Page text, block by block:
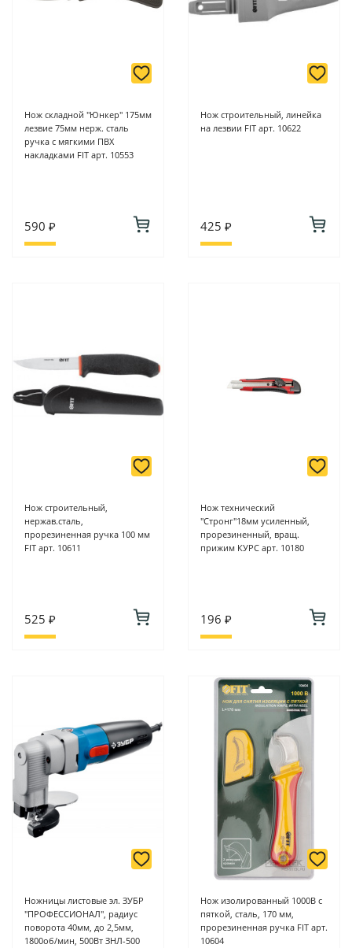
Нож складной "Юнкер" 175мм
лезвие 75мм нерж. сталь
ручка с мягкими ПВХ
накладками FIT арт. 10553
590 ₽
Нож строительный, линейка
на лезвии FIT арт. 10622
425 ₽
Нож строительный,
нержав.сталь,
прорезиненная ручка 100 мм
FIT арт. 10611
525 ₽
Нож технический
"Стронг"18мм усиленный,
прорезиненный, вращ.
прижим КУРС арт. 10180
196 ₽
Ножницы листовые эл. ЗУБР
"ПРОФЕССИОНАЛ", радиус
поворота 40мм, до 2,5мм,
1800об/мин, 500Вт ЗНЛ-500
Нож изолированный 1000В с
пяткой, сталь, 170 мм,
прорезиненная ручка FIT арт.
10604